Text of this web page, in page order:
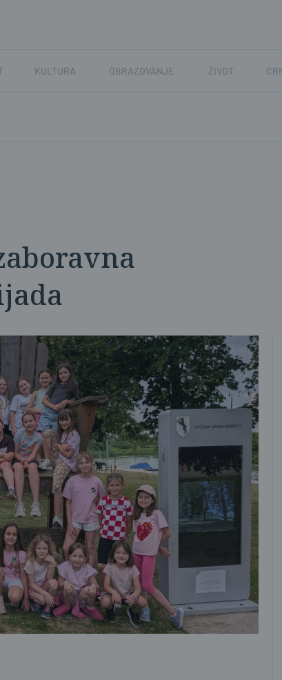
KULTURA OBRAZOVANJE ŽIVOT